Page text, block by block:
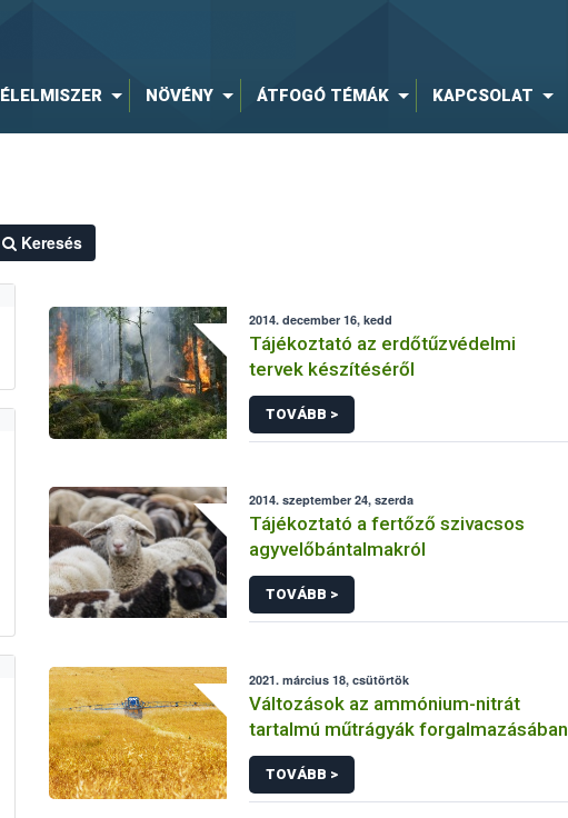
ÉLELMISZER NÖVÉNY ÁTFOGÓ TÉMÁK KAPCSOLAT
Keresés
2014. december 16, kedd
Tájékoztató az erdőtűzvédelmi
tervek készítéséről
TOVÁBB >
2014. szeptember 24, szerda
Tájékoztató a fertőző szivacsos
agyvelőbántalmakról
TOVÁBB >
2021. március 18, csütörtök
Változások az ammónium-nitrát
tartalmú műtrágyák forgalmazásában
TOVÁBB >